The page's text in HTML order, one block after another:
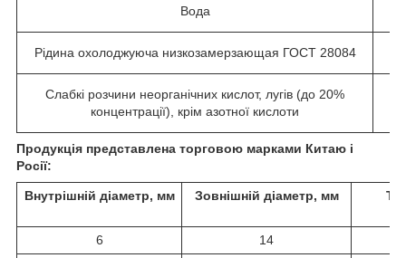
Вода
Рідина охолоджуюча низкозамерзающая ГОСТ 28084
Слабкі розчини неорганічних кислот, лугів (до 20%
концентрації), крім азотної кислоти
Продукція представлена торговою марками Китаю і
Росії:
Внутрішній діаметр, мм Зовнішній діаметр, мм
6
14